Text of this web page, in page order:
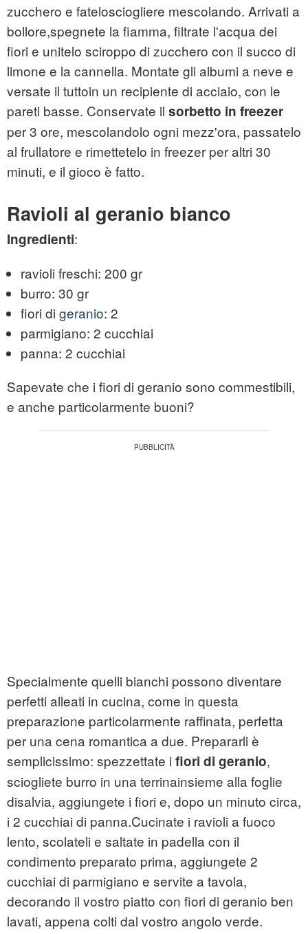
zucchero e fatelosciogliere mescolando. Arrivati a
bollore,spegnete la fiamma, filtrate l'acqua dei
fiori e unitelo sciroppo di zucchero con il succo di
limone e la cannella. Montate gli albumi a neve e
versate il tuttoin un recipiente di acciaio, con le
pareti basse. Conservate il sorbetto in freezer
per 3 ore, mescolandolo ogni mezz'ora, passatelo
al frullatore e rimettetelo in freezer per altri 30
minuti, e il gioco è fatto.
Ravioli al geranio bianco
Ingredienti:
ravioli freschi: 200 gr
burro: 30 gr
fiori di geranio: 2
parmigiano: 2 cucchiai
panna: 2 cucchiai
Sapevate che i fiori di geranio sono commestibili,
e anche particolarmente buoni?
Specialmente quelli bianchi possono diventare
perfetti alleati in cucina, come in questa
preparazione particolarmente raffinata, perfetta
per una cena romantica a due. Prepararli è
semplicissimo: spezzettate i fiori di geranio,
sciogliete burro in una terrinainsieme alla foglie
disalvia, aggiungete i fiori e, dopo un minuto circa,
i 2 cucchiai di panna.Cucinate i ravioli a fuoco
lento, scolateli e saltate in padella con il
condimento preparato prima, aggiungete 2
cucchiai di parmigiano e servite a tavola,
decorando il vostro piatto con fiori di geranio ben
lavati, appena colti dal vostro angolo verde.